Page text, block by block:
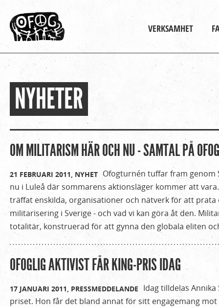
Huvudmeny
VERKSAMHET
Du
är
här
Hem
Ofog
Nyheter
NYHETER
OM MILITARISM HÄR OCH NU - SAMTAL PÅ
21 FEBRUARI 2011, NYHET Ofogturnén tuffar fram genom
nu i Luleå där sommarens aktionsläger kommer att
träffat enskilda, organisationer och nätverk för att
militarisering i Sverige - och vad vi kan göra åt den.
totalitär, konstruerad för att gynna den globala eliten
OFOGLIG AKTIVIST FÅR KING-PRIS IDAG
17 JANUARI 2011, PRESSMEDDELANDE
Idag tilldelas
priset. Hon får det bland annat för sitt engagemang